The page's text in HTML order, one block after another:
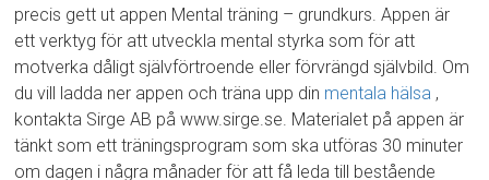
precis gett ut appen Mental träning – grundkurs. Appen är
ett verktyg för att utveckla mental styrka som för att
motverka dåligt självförtroende eller förvrängd självbild. Om
du vill ladda ner appen och träna upp din mentala hälsa ,
kontakta Sirge AB på www.sirge.se. Materialet på appen är
tänkt som ett träningsprogram som ska utföras 30 minuter
om dagen i några månader för att få leda till bestående